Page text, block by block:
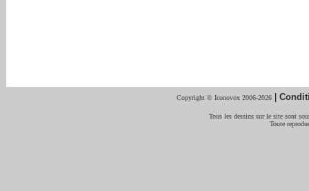
Copyright © Iconovox 2006-2026 |
Tous les dessins sur le site sont
Toute